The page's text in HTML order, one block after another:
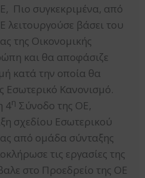
Πιο συγκεκριμένα, από
λειτουργούσε βάσει του
της Οικονομικής
και θα αποφάσιζε
κατά την οποία θα
Εσωτερικό Κανονισμό.
4η Σύνοδο της ΟΕ,
σχεδίου Εσωτερικού
από ομάδα σύνταξης
τις εργασίες της
στο Προεδρείο της ΟΕ